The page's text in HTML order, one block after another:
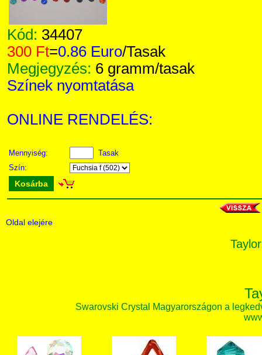
Kód: 34407
300 Ft=0.86 Euro/Tasak
Megjegyzés: 6 gramm/tasak
Színek nyomtatása
ONLINE RENDELÉS:
Mennyiség:
Tasak
Szín:
Kosárba
Oldal elejére
Swarovski Crystal Magyarországon a